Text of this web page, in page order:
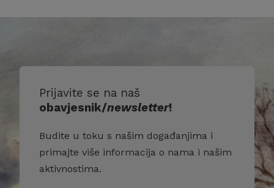
Prijavite se na naš
obavjesnik/newsletter!
Budite u toku s našim događanjima i
primajte više informacija o nama i našim
aktivnostima.